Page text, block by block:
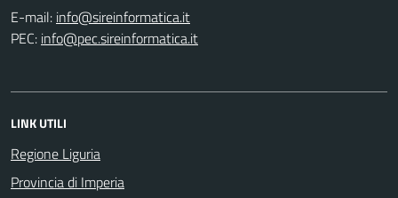
E-mail:
PEC:
LINK UTILI
Regione Liguria
Provincia di Imperia